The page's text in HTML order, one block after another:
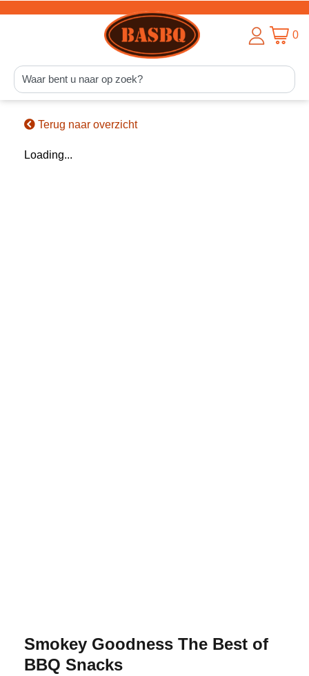
0
Terug naar overzicht
Loading...
Smokey Goodness The Best of
BBQ Snacks